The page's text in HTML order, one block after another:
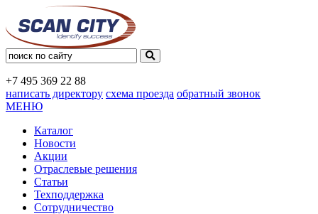
+7 495 369 22 88
написать директору схема проезда обратный звонок
МЕНЮ
Каталог
Новости
Акции
Отраслевые решения
Статьи
Техподдержка
Сотрудничество